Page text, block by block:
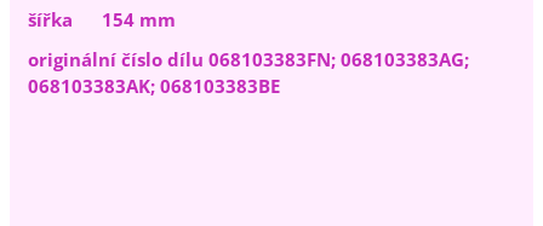
šířka 154 mm
originální číslo dílu 068103383FN; 068103383AG;
068103383AK; 068103383BE